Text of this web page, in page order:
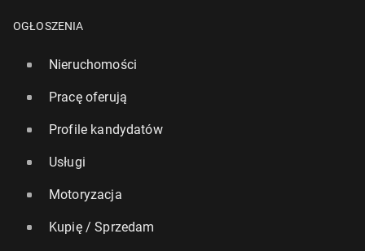
OGŁOSZENIA
Nieruchomości
Pracę oferują
Profile kandydatów
Usługi
Motoryzacja
Kupię / Sprzedam